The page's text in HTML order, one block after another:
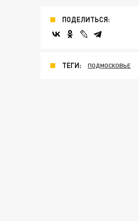
ПОДЕЛИТЬСЯ:
ТЕГИ: ПОДМОСКОВЬЕ